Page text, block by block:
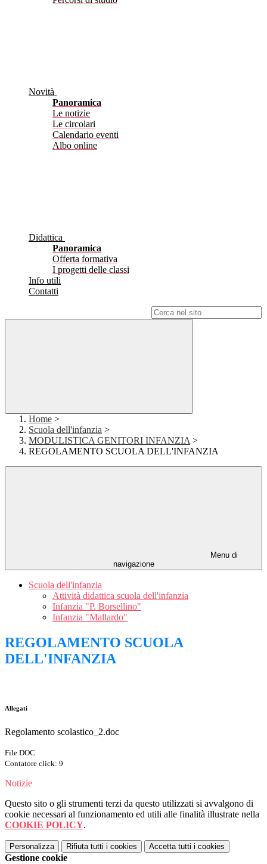
Novità
Panoramica
Le notizie
Le circolari
Calendario eventi
Albo online
Didattica
Panoramica
Offerta formativa
I progetti delle classi
Info utili
Contatti
Home >
Scuola dell'infanzia >
MODULISTICA GENITORI INFANZIA >
REGOLAMENTO SCUOLA DELL'INFANZIA
Menu di
navigazione
Scuola dell'infanzia
Attività didattica scuola dell'infanzia
Infanzia "P. Borsellino"
Infanzia "Mallardo"
REGOLAMENTO SCUOLA
DELL'INFANZIA
Allegati
Regolamento scolastico_2.doc
File DOC
Contatore click: 9
Notizie
Questo sito o gli strumenti terzi da questo utilizzati si avvalgono di
cookie necessari al funzionamento ed utili alle finalità illustrate nella
COOKIE POLICY.
Personalizza Rifiuta tutti i cookies Accetta tutti i cookies
Gestione cookie